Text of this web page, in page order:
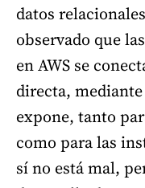
datos
observado que
en AWS se
directa,
expone, tanto
como para las
sí no está mal,